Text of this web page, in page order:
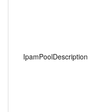
IpamPoolDescription